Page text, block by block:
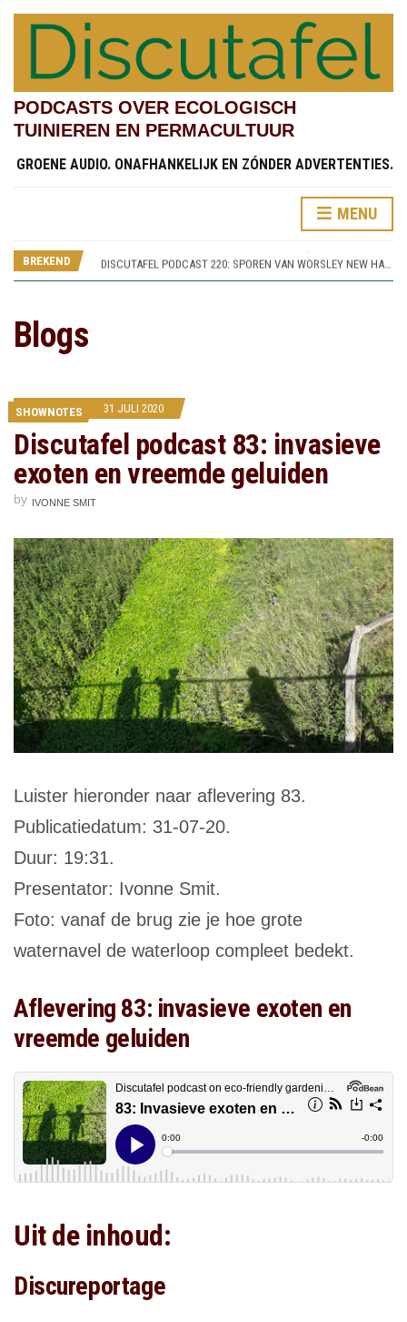
PODCASTS OVER ECOLOGISCH
TUINIEREN EN PERMACULTUUR
GROENE AUDIO. ONAFHANKELIJK EN ZÓNDER ADVERTENTIES.
MENU
BREKEND
DISCUTAFEL PODCAST 219: TESTVELDEN EN CHINESE STREAMSIDE GARDEN (RHS BRIDGEWATER 4)
Blogs
SHOWNOTES 31 JULI 2020
Discutafel podcast 83: invasieve
exoten en vreemde geluiden
by IVONNE SMIT
Luister hieronder naar aflevering 83.
Publicatiedatum: 31-07-20.
Duur: 19:31.
Presentator: Ivonne Smit.
Foto: vanaf de brug zie je hoe grote
waternavel de waterloop compleet bedekt.
Aflevering 83: invasieve exoten en
vreemde geluiden
Uit de inhoud:
Discureportage